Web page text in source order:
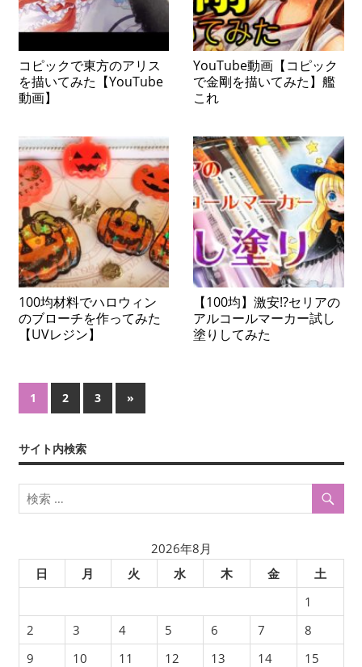
コピックで東方のアリス
を描いてみた【YouTube
動画】
YouTube動画【コピック
で金剛を描いてみた】艦
これ
100均材料でハロウィン
のブローチを作ってみた
【UVレジン】
【100均】激安!?セリアの
アルコールマーカー試し
塗りしてみた
投
ナ
ビ
ゲ
ー
シ
ョ
ン
1 2 3
次
の
»
サイト内検索
2026年8月
日
月 火 水 木 金
土
1
2
3 4 5 6 7
8
9
10 11 12 13 14
15